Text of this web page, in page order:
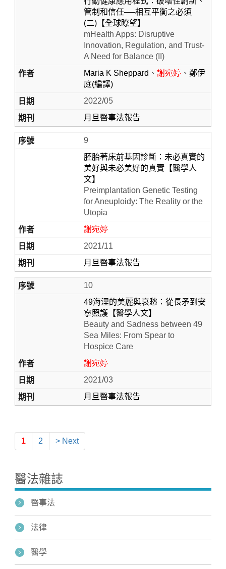
管制和信任──相互平衡之必須
(二)【全球瞭望】
mHealth Apps: Disruptive
Innovation, Regulation, and Trust-
A Need for Balance (II)
Maria K Sheppard 、 謝宛婷、 鄭伊
庭(編譯)
2022/05
月旦醫事法報告
9
胚胎著床前基因診斷：未必真實的
美好與未必美好的真實【醫學人
文】
Preimplantation Genetic Testing
for Aneuploidy: The Reality or the
Utopia
謝宛婷
2021/11
月旦醫事法報告
10
49海浬的美麗與哀愁：從長矛到安
寧照護【醫學人文】
Beauty and Sadness between 49
Sea Miles: From Spear to
Hospice Care
謝宛婷
2021/03
月旦醫事法報告
1 2 > Next
醫法雜誌
醫事法
法律
醫學